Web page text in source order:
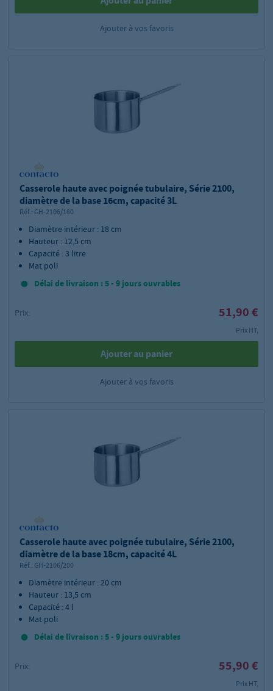
Ajouter à vos favoris
Casserole haute avec poignée tubulaire, Série 2100,
diamètre de la base 16cm, capacité 3L
Réf.: GH-2106/180
Diamètre intérieur : 18 cm
Hauteur : 12,5 cm
Capacité : 3 litre
Mat poli
Délai de livraison : 5 - 9 jours ouvrables
Prix: 51,90 €
Prix HT,
Ajouter au panier
Ajouter à vos favoris
Casserole haute avec poignée tubulaire, Série 2100,
diamètre de la base 18cm, capacité 4L
Réf.: GH-2106/200
Diamètre intérieur : 20 cm
Hauteur : 13,5 cm
Capacité : 4 l
Mat poli
Délai de livraison : 5 - 9 jours ouvrables
Prix: 55,90 €
Prix HT,